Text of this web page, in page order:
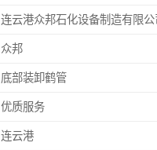
连云港众邦石化设备制造有限公
众邦
底部装卸鹤管
优质服务
连云港